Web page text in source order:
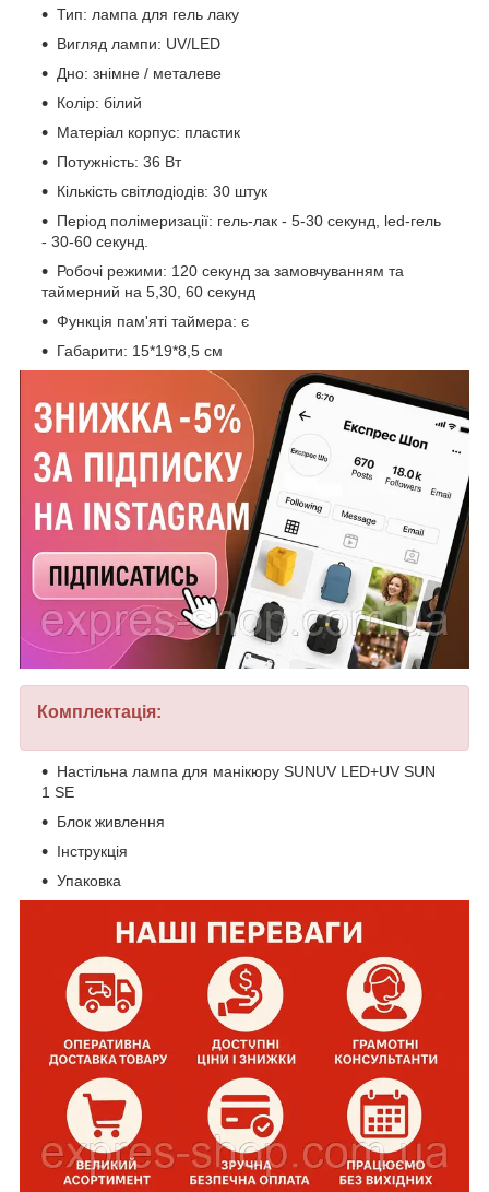
Тип: лампа для гель лаку
Вигляд лампи: UV/LED
Дно: знімне / металеве
Колір: білий
Матеріал корпус: пластик
Потужність: 36 Вт
Кількість світлодіодів: 30 штук
Період полімеризації: гель-лак - 5-30 секунд, led-гель
- 30-60 секунд.
Робочі режими: 120 секунд за замовчуванням та
таймерний на 5,30, 60 секунд
Функція пам'яті таймера: є
Габарити: 15*19*8,5 см
Комплектація:
Настільна лампа для манікюру SUNUV LED+UV SUN
1 SE
Блок живлення
Інструкція
Упаковка